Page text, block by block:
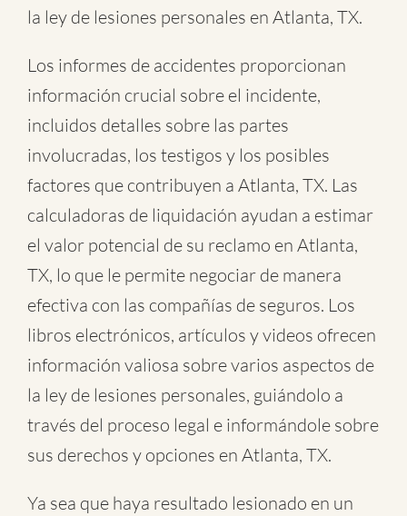
la ley de lesiones personales en Atlanta, TX.
Los informes de accidentes proporcionan
información crucial sobre el incidente,
incluidos detalles sobre las partes
involucradas, los testigos y los posibles
factores que contribuyen a Atlanta, TX. Las
calculadoras de liquidación ayudan a estimar
el valor potencial de su reclamo en Atlanta,
TX, lo que le permite negociar de manera
efectiva con las compañías de seguros. Los
libros electrónicos, artículos y videos ofrecen
información valiosa sobre varios aspectos de
la ley de lesiones personales, guiándolo a
través del proceso legal e informándole sobre
sus derechos y opciones en Atlanta, TX.
Ya sea que haya resultado lesionado en un